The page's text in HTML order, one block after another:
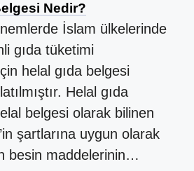
Nedir?
İslam ülkelerinde
gıda tüketimi
helal gıda belgesi
Helal gıda
belgesi olarak bilinen
şartlarına uygun olarak
besin maddelerinin…